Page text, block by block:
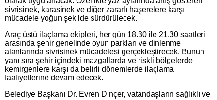
sivrisinek, karasinek ve diğer zararlı haşerelere karşı
mücadele yoğun şekilde sürdürülecek.
Araç üstü ilaçlama ekipleri, her gün 18.30 ile 21.30 saatleri
arasında şehir genelinde oyun parkları ve dinlenme
alanlarında sivrisinek mücadelesi gerçekleştirecek. Bunun
yanı sıra şehir içindeki mazgallarda ve riskli bölgelerde
kemirgenlere karşı da belirli dönemlerde ilaçlama
faaliyetlerine devam edecek.
Belediye Başkanı Dr. Evren Dinçer, vatandaşların sağlıklı ve